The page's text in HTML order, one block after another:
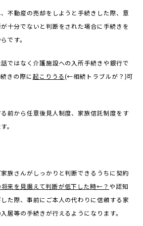
不動産の売却をしようと手続きした際、意
十分でないと判断をされた場合に手続きを
です。
ではなく介護施設への入所手続きや銀行で
きの際に起こりうる(←相続トラブルが？)可
前から任意後見人制度、家族信託制度をす
。
族さんがしっかりと判断できるうちに契約
将来を見据えて判断が低下した時←？ や認知
た際、事前にご本人の代わりに信頼する家
居等の手続きが行えるようになります。